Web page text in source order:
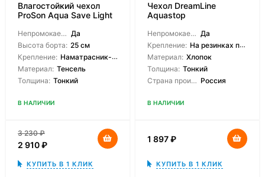
Влагостойкий чехол
ProSon Aqua Save Light
Непромокаемый: Да
Высота борта: 25 см
Крепление: Наматрасник-чехол
Материал: Тенсель
Толщина: Тонкий
В НАЛИЧИИ
3 230₽
2 910₽
КУПИТЬ В 1 КЛИК
Чехол DreamLine
Aquastop
резинках
Непромокаемый: Да
Крепление: На резинках по углам
Материал: Хлопок
Толщина: Тонкий
Страна производитель: Россия
В НАЛИЧИИ
1 897₽
КУПИТЬ В 1 КЛИК